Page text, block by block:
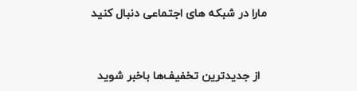
مارا در شبکه های اجتماعی دنبال کنید
از جدیدترین تخفیف‌ها باخبر شوید